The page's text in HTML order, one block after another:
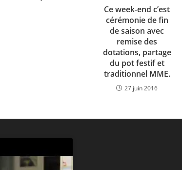
Ce week-end c’est
cérémonie de fin
de saison avec
remise des
dotations, partage
du pot festif et
traditionnel MME.
27 juin 2016